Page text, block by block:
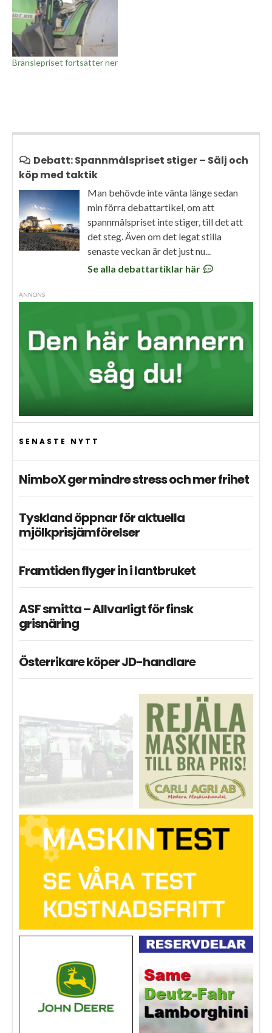
Bränslepriset fortsätter ner
Debatt: Spannmålspriset stiger – Sälj och
köp med taktik
Man behövde inte vänta länge sedan
min förra debattartikel, om att
spannmålspriset inte stiger, till det att
det steg. Även om det legat stilla
senaste veckan är det just nu...
Se alla debattartiklar här
ANNONS
SENASTE NYTT
NimboX ger mindre stress och mer frihet
Tyskland öppnar för aktuella
mjölkprisjämförelser
Framtiden flyger in i lantbruket
ASF smitta – Allvarligt för finsk
grisnäring
Österrikare köper JD-handlare